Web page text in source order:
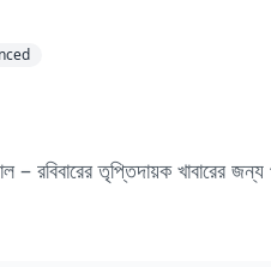
– রবিবারের তৃপ্তিদায়ক খাবারের